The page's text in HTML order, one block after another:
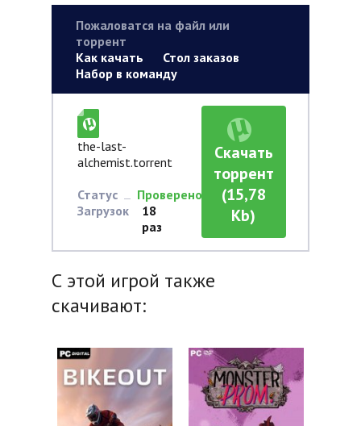
Пожаловатся на файл или
торрент
Как качать
Стол заказов
Набор в команду
the-last-
alchemist.torrent
Статус
Проверено
Загрузок
18
раз
Скачать
торрент
(15,78
Kb)
С этой игрой также
скачивают: